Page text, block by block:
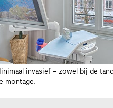
invasief – zowel bij de
montage.